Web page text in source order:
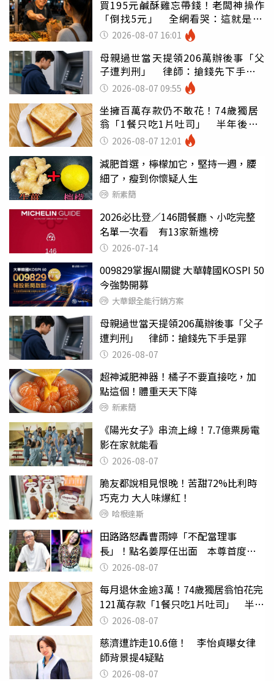
買195元鹹酥雞忘帶錢！老闆神操作
「倒找5元」 全網看哭：這就是台
灣 2026-08-07 16:01
母親過世當天提領206萬辦後事「父
子遭判刑」 律師：搶錢先下手是
罪 2026-08-07 09:55
坐擁百萬存款仍不敢花！74歲獨居
翁「1餐只吃1片吐司」 半年後暴
瘦嚇壞女兒
2026-08-07 12:01
減肥首選，檸檬加它，堅持一週，腰
細了，瘦到你懷疑人生
新素簡
2026必比登／146間餐廳、小吃完整
名單一次看 有13家新進榜
2026-07-14
009829掌握AI關鍵 大華韓國KOSPI 50
今強勢開募
大華銀全能行銷方案
母親過世當天提領206萬辦後事「父子
遭判刑」 律師：搶錢先下手是罪
2026-08-07
超神減肥神器！橘子不要直接吃，加
點這個！體重天天下降
新素簡
《陽光女子》串流上線！7.7億票房電
影在家就能看
2026-08-07
脆友都說相見恨晚！苦甜72%比利時
巧克力 大人味爆紅！
哈根達斯
田路路怒轟曹雨婷「不配當理事
長」！點名姜厚任出面 本尊首度回
應了2026-08-07
每月退休金逾3萬！74歲獨居翁怕花完
121萬存款「1餐只吃1片吐司」 半年
後暴瘦嚇壞女兒
2026-08-07
慈濟遭詐走10.6億！ 李怡貞曝女律
師背景提4疑點
2026-08-07